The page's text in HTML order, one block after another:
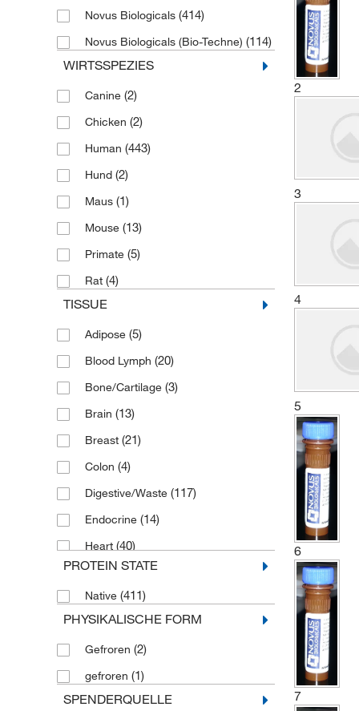
Novus Biologicals (414)
Novus Biologicals (Bio-Techne) (114)
WIRTSSPEZIES
Canine (2)
Chicken (2)
Human (443)
Hund (2)
Maus (1)
Mouse (13)
Primate (5)
Rat (4)
TISSUE
Adipose (5)
Blood Lymph (20)
Bone/Cartilage (3)
Brain (13)
Breast (21)
Colon (4)
Digestive/Waste (117)
Endocrine (14)
Heart (40)
Kidney(6)
Leber (7)
Lung(6)
Lymph(5)
Nervous (100)
Oschea(1)
PROTEIN STATE
Native (411)
PHYSIKALISCHE FORM
Gefroren (2)
gefroren (1)
SPENDERQUELLE
2
3
4
5
6
7